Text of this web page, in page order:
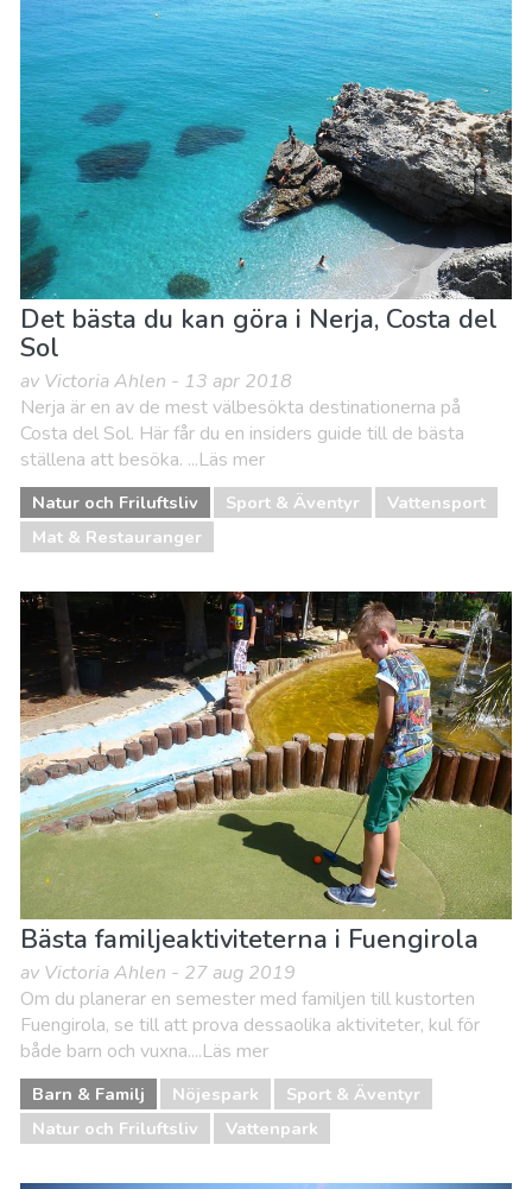
Det bästa du kan göra i Nerja, Costa del
Sol
av Victoria Ahlen - 13 apr 2018
Nerja är en av de mest välbesökta destinationerna på
Costa del Sol. Här får du en insiders guide till de bästa
ställena att besöka. ...Läs mer
Natur och Friluftsliv Sport & Äventyr
Vattensport
Mat & Restauranger
Bästa familjeaktiviteterna i Fuengirola
av Victoria Ahlen - 27 aug 2019
Om du planerar en semester med familjen till kustorten
Fuengirola, se till att prova dessaolika aktiviteter, kul för
både barn och vuxna....Läs mer
Barn & Familj Nöjespark
Sport & Äventyr
Natur och Friluftsliv
Vattenpark